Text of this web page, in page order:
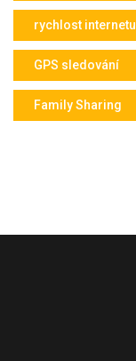
rychlost internetu
GPS sledování
Family Sharing